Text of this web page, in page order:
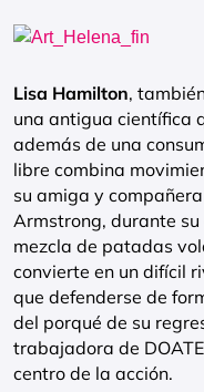
Lisa Hamilton,
una antigua científica
además de una
libre combina
su amiga y
Armstrong, durante
mezcla de patadas
convierte en un difícil
que defenderse de
del porqué de su
trabajadora de
centro de la acción.